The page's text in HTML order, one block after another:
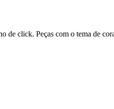
click. Peças com o tema de